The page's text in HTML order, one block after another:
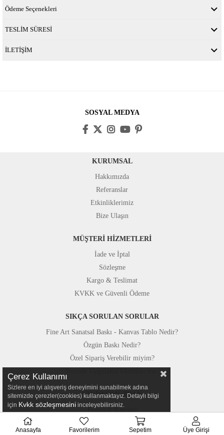
Ödeme Seçenekleri
TESLİM SÜRESİ
İLETİŞİM
SOSYAL MEDYA
KURUMSAL
Hakkımızda
Referanslar
Etkinliklerimiz
Bize Ulaşın
MÜŞTERİ HİZMETLERİ
İade ve İptal
Sözleşme
Kargo & Teslimat
KVKK ve Güvenli Ödeme
SIKÇA SORULAN SORULAR
Fine Art Sanatsal Baskı - Kanvas Tablo Nedir?
Özgün Baskı Nedir?
Özel Sipariş Verebilir miyim?
STÜDYOMUZDAN
Fotoğraf Kareleri
Basında Canvastar
Çerez Kullanımı
Sizlere en iyi alışveriş deneyimini sunabilmek adına
sitemizde çerezler(cookies) kullanmaktayız. Detaylı bilgi
için Kvkk sözleşmesini inceleyebilirsiniz.
Anasayfa Favorilerim Sepetim Üye Girişi